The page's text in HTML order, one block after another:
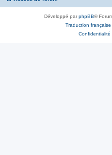
Développé parphpBB®
Traduction française
Confidentialité